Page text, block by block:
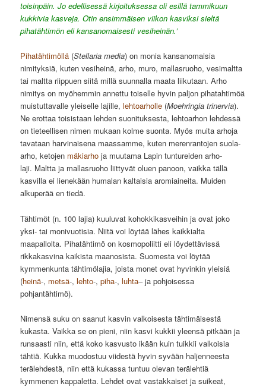
toisinpäin. Jo edellisessä kirjoituksessa oli esillä tammikuun
kukkivia kasveja. Otin ensimmäisen viikon kasviksi sieltä
pihatähtimön eli kansanomaisesti vesiheinän.’
Pihatähtimöllä (Stellaria media) on monia kansanomaisia
nimityksiä, kuten vesiheinä, arho, muro, mallasruoho, vesimaltta
tai maltta riippuen siitä millä suunnalla maata liikutaan. Arho
nimitys on myöhemmin annettu toiselle hyvin paljon pihatahtimöä
muistuttavalle yleiselle lajille,lehtoarholle (Moehringia trinervia).
Ne erottaa toisistaan lehden suonituksesta, lehtoarhon lehdessä
on tieteellisen nimen mukaan kolme suonta. Myös muita arhoja
tavataan harvinaisena maassamme, kuten merenrantojen suola-
arho, ketojen mäkiarho ja muutama Lapin tuntureiden arho-
laji. Maltta ja mallasruoho liittyvät oluen panoon, vaikka tällä
kasvilla ei lienekään humalan kaltaisia aromiaineita. Muiden
alkuperää en tiedä.
Tähtimöt (n. 100 lajia) kuuluvat kohokkikasveihin ja ovat joko
yksi- tai monivuotisia. Niitä voi löytää lähes kaikkialta
maapallolta. Pihatähtimö on kosmopoliitti eli löydettävissä
rikkakasvina kaikista maanosista. Suomesta voi löytää
kymmenkunta tähtimölajia, joista monet ovat hyvinkin yleisiä
(heinä-, metsä-,lehto-,piha-,luhta– ja pohjoisessa
pohjantähtimö).
Nimensä suku on saanut kasvin valkoisesta tähtimäisestä
kukasta. Vaikka se on pieni, niin kasvi kukkii yleensä pitkään ja
runsaasti niin, että koko kasvusto ikään kuin tuikkii valkoisia
tähtiä. Kukka muodostuu viidestä hyvin syvään haljenneesta
terälehdestä, niin että kukassa tuntuu olevan terälehtiä
kymmenen kappaletta. Lehdet ovat vastakkaiset ja suikeat,